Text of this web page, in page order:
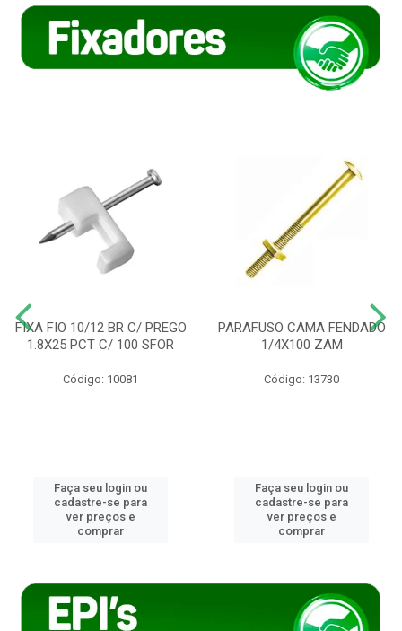
FIXA FIO 10/12 BR C/ PREGO
1.8X25 PCT C/ 100 SFOR
Código: 10081
Faça seu login ou
cadastre-se para
ver preços e
comprar
PARAFUSO CAMA FENDADO
1/4X100 ZAM
Código: 13730
Faça seu login ou
cadastre-se para
ver preços e
comprar